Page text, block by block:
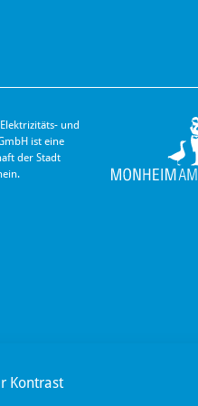
und
ist eine
der Stadt
Kontrast